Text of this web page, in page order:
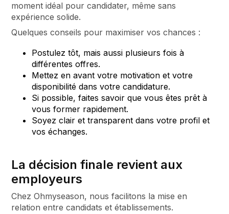
moment idéal pour candidater, même sans
expérience solide.
Quelques conseils pour maximiser vos chances :
Postulez tôt, mais aussi plusieurs fois à
différentes offres.
Mettez en avant votre motivation et votre
disponibilité dans votre candidature.
Si possible, faites savoir que vous êtes prêt à
vous former rapidement.
Soyez clair et transparent dans votre profil et
vos échanges.
La décision finale revient aux
employeurs
Chez Ohmyseason, nous facilitons la mise en
relation entre candidats et établissements.